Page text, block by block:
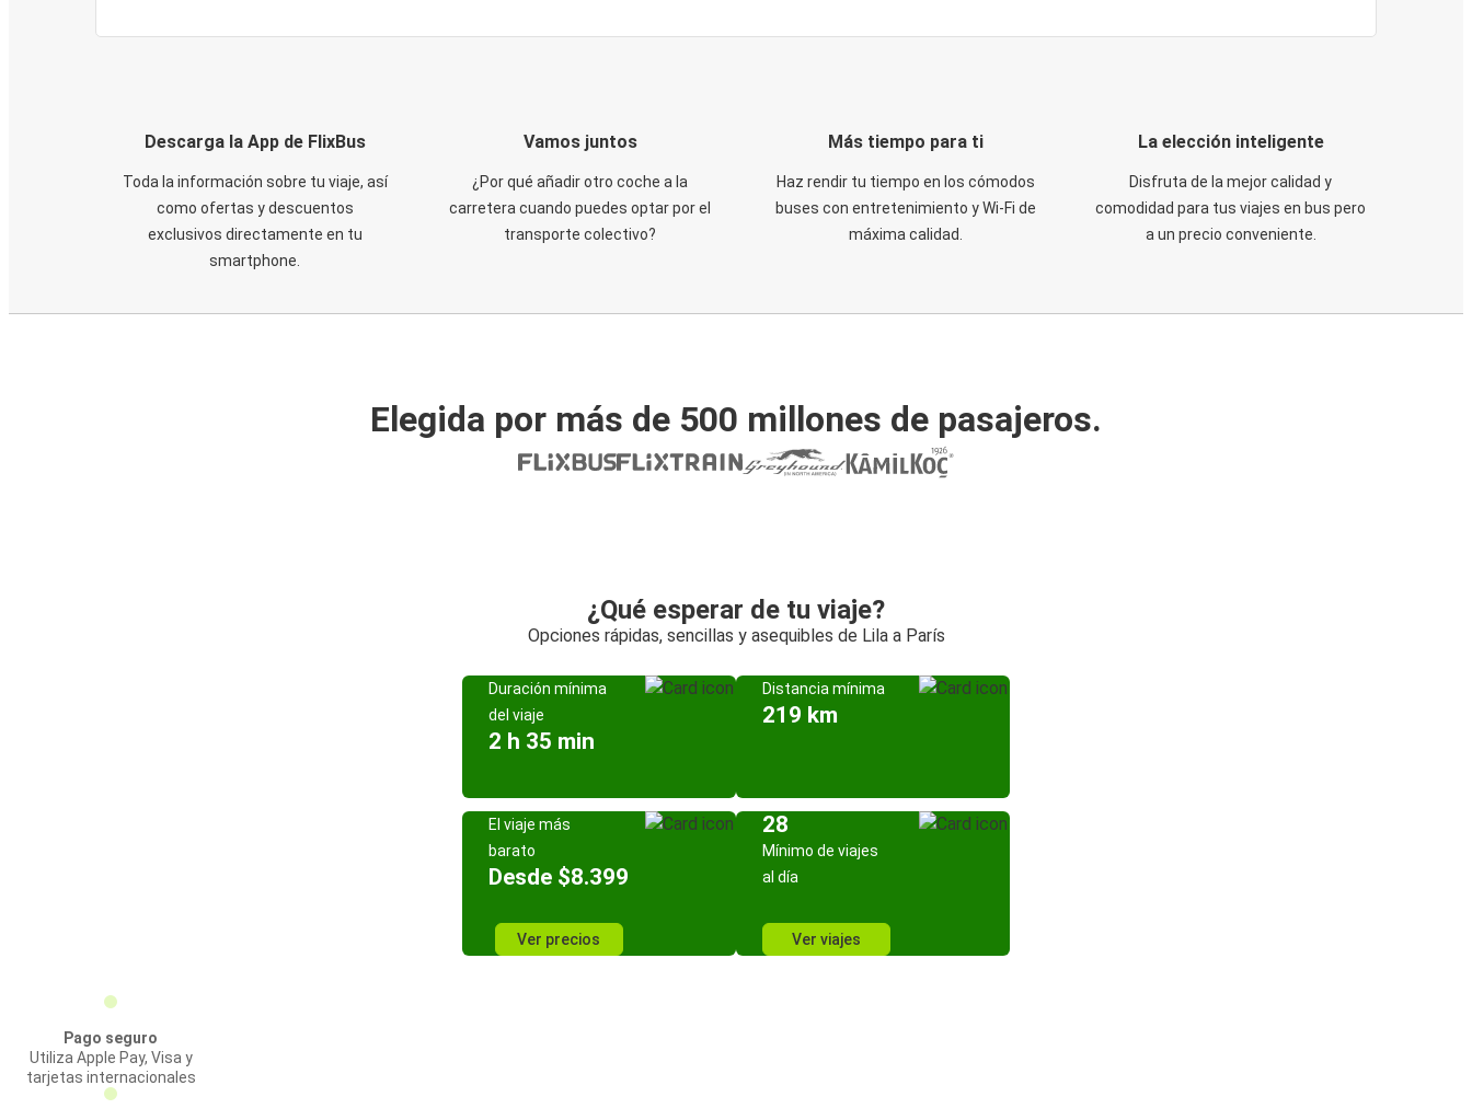
Descarga la App de FlixBus
Toda la información sobre tu viaje, así
como ofertas y descuentos
exclusivos directamente en tu
smartphone.
Vamos juntos
¿Por qué añadir otro coche a la
carretera cuando puedes optar por el
transporte colectivo?
Más tiempo para ti
Haz rendir tu tiempo en los cómodos
buses con entretenimiento y Wi-Fi de
máxima calidad.
La elección inteligente
Disfruta de la mejor calidad y
comodidad para tus viajes en bus pero
a un precio conveniente.
Elegida por más de 500 millones de pasajeros.
¿Qué esperar de tu viaje?
Opciones rápidas, sencillas y asequibles de Lila a París
Duración mínima
del viaje
2 h 35 min
Distancia mínima
219 km
El viaje más
barato
Desde $8.399
Ver precios
28
Mínimo de viajes
al día
Ver viajes
Pago seguro
Utiliza Apple Pay, Visa y
tarjetas internacionales